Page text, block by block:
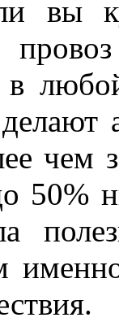
вы
чем
50%